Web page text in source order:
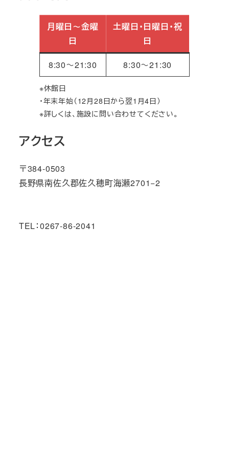
月曜日～金曜
日
土曜日・日曜日・祝
日
8:30～21:30 8:30～21:30
※休館日
・年末年始（12月28日から翌1月4日）
※詳しくは、施設に問い合わせてください。
アクセス
〒384-0503
長野県南佐久郡佐久穂町海瀬2701−2
TEL：0267-86-2041